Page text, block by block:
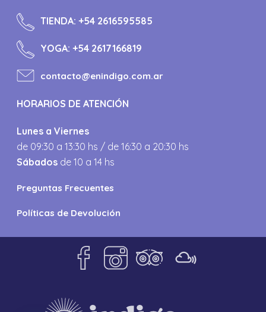
TIENDA:+54 2616595585
YOGA:+54 2617166819
contacto@enindigo.com.ar
HORARIOS DE ATENCIÓN
Lunes a Viernes
de 09:30 a 13:30 hs / de 16:30 a 20:30 hs
Sábados de 10 a 14 hs
Preguntas Frecuentes
Políticas de Devolución